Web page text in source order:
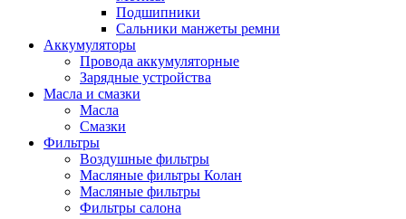
Подшипники
Сальники манжеты ремни
Аккумуляторы
Провода аккумуляторные
Зарядные устройства
Масла и смазки
Масла
Смазки
Фильтры
Воздушные фильтры
Масляные фильтры Колан
Масляные фильтры
Фильтры салона